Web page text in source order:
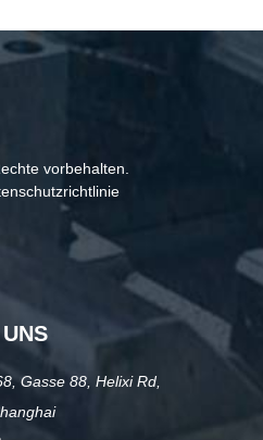
vorbehalten.
Gasse 88, Helixi Rd,